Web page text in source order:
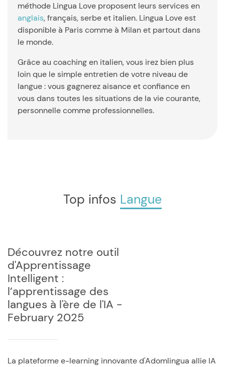
méthode Lingua Love proposent leurs services en
anglais, français, serbe et italien. Lingua Love est
disponible à Paris comme à Milan et partout dans
le monde.
Grâce au coaching en italien, vous irez bien plus
loin que le simple entretien de votre niveau de
langue : vous gagnerez aisance et confiance en
vous dans toutes les situations de la vie courante,
personnelle comme professionnelles.
Top infos Langue
Découvrez notre outil
d'Apprentissage
Intelligent :
l’apprentissage des
langues à l'ère de l'IA -
February 2025
La plateforme e-learning innovante d'Adomlingua allie IA